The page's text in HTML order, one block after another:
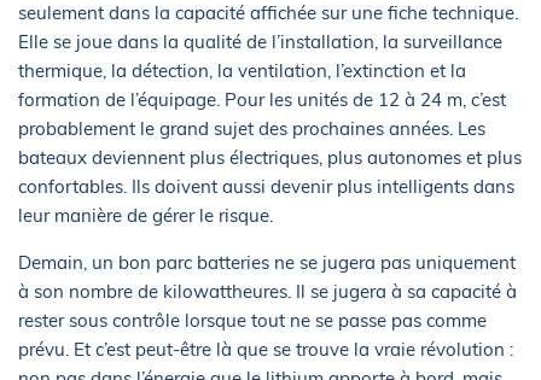
seulement dans la capacité affichée sur une fiche technique.
Elle se joue dans la qualité de l’installation, la surveillance
thermique, la détection, la ventilation, l’extinction et la
formation de l’équipage. Pour les unités de 12 à 24 m, c’est
probablement le grand sujet des prochaines années. Les
bateaux deviennent plus électriques, plus autonomes et plus
confortables. Ils doivent aussi devenir plus intelligents dans
leur manière de gérer le risque.
Demain, un bon parc batteries ne se jugera pas uniquement
à son nombre de kilowattheures. Il se jugera à sa capacité à
rester sous contrôle lorsque tout ne se passe pas comme
prévu. Et c’est peut-être là que se trouve la vraie révolution :